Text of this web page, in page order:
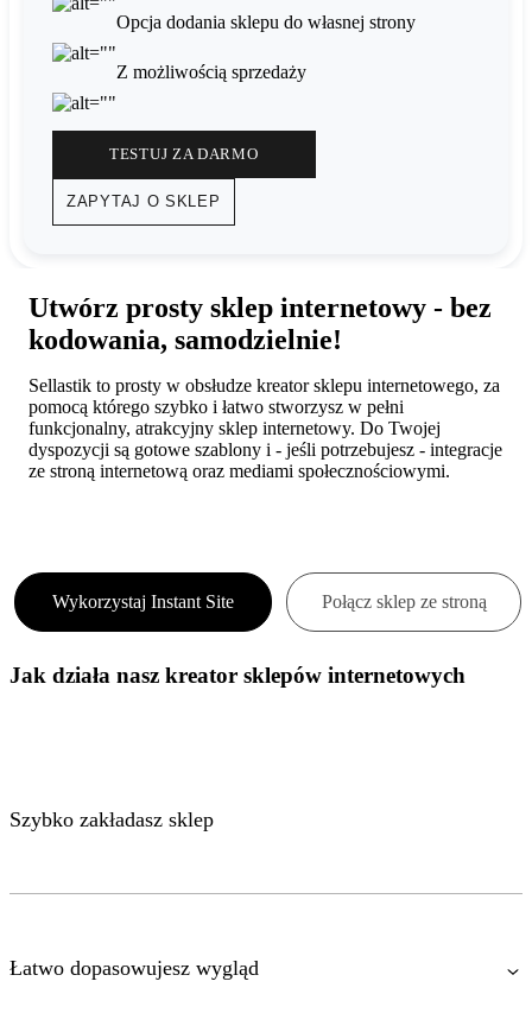
Opcja dodania sklepu do własnej strony
Z możliwością sprzedaży
TESTUJ ZA DARMO
ZAPYTAJ O SKLEP
Utwórz prosty sklep internetowy - bez
kodowania, samodzielnie!
Sellastik to prosty w obsłudze kreator sklepu internetowego, za
pomocą którego szybko i łatwo stworzysz w pełni
funkcjonalny, atrakcyjny sklep internetowy. Do Twojej
dyspozycji są gotowe szablony i - jeśli potrzebujesz - integracje
ze stroną internetową oraz mediami społecznościowymi.
Wykorzystaj Instant Site Połącz sklep ze stroną
Jak działa nasz kreator sklepów internetowych
Szybko zakładasz sklep
Łatwo dopasowujesz wygląd